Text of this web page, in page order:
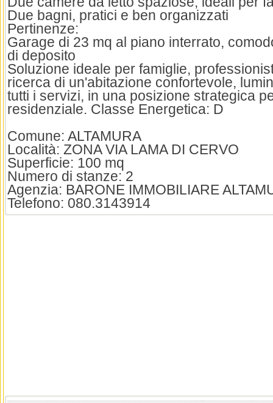
Due bagni, pratici e ben organizzati
Pertinenze:
Garage di 23 mq al piano interrato,
di deposito
Soluzione ideale per famiglie,
ricerca di un'abitazione confortevole,
tutti i servizi, in una posizione strategica
residenziale. Classe Energetica: D
Comune: ALTAMURA
Località: ZONA VIA LAMA DI CERVO
Superficie: 100 mq
Numero di stanze: 2
Agenzia: BARONE IMMOBILIARE
Telefono: 080.3143914